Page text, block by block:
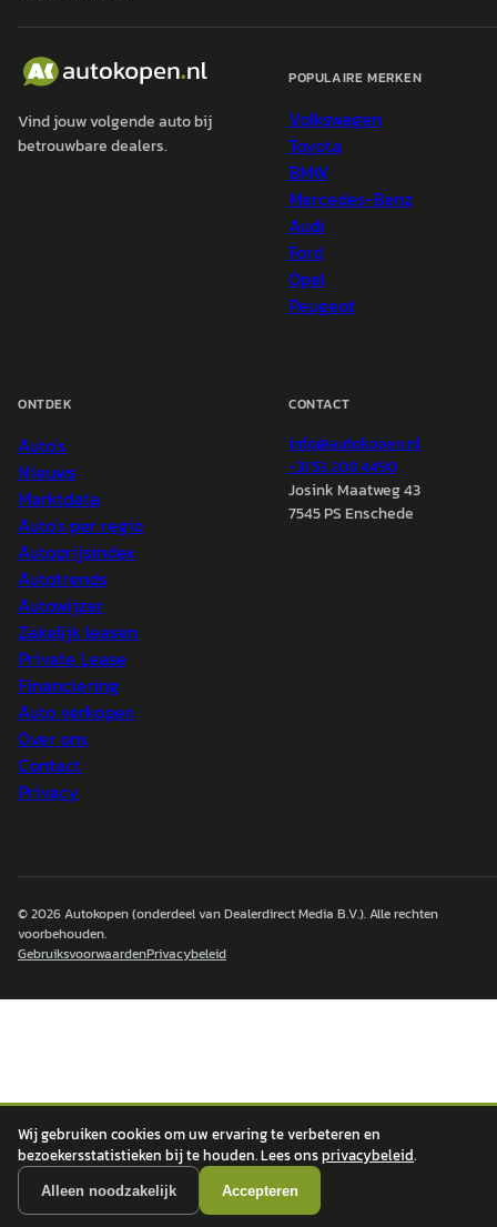
Wij gebruiken cookies om uw ervaring te verbeteren en
bezoekersstatistieken bij te houden. Lees onsprivacybeleid.
Alleen noodzakelijk Accepteren
Vind jouw volgende auto bij
betrouwbare dealers.
POPULAIRE MERKEN
Volkswagen
Toyota
BMW
Mercedes-Benz
Audi
Ford
Opel
Peugeot
ONTDEK
Auto's
Nieuws
Marktdata
Auto's per regio
Autoprijsindex
Autotrends
Autowijzer
Zakelijk leasen
Private Lease
Financiering
Auto verkopen
Over ons
Contact
Privacy
CONTACT
info@autokopen.nl
+31 53 208 4490
Josink Maatweg 43
7545 PS Enschede
© 2026Autokopen(onderdeel van Dealerdirect Media B.V.). Alle rechten
voorbehouden.
GebruiksvoorwaardenPrivacybeleid